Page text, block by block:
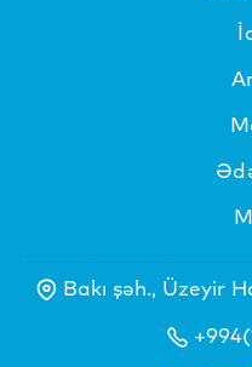
Bakı şəh., Üzeyir